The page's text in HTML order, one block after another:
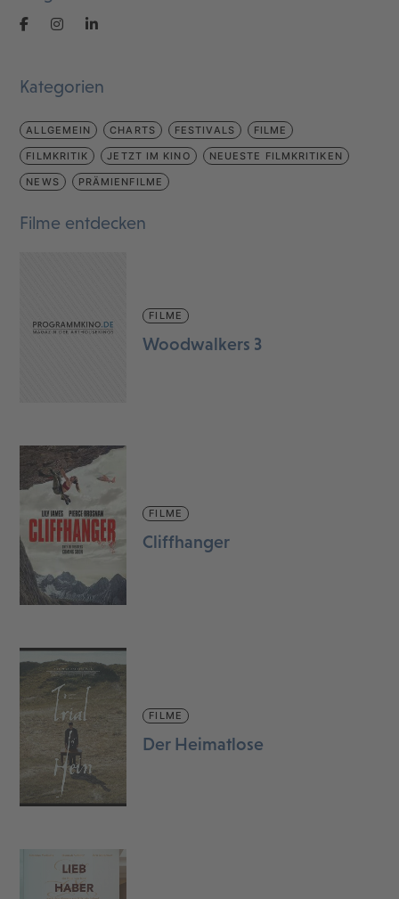
Kategorien
ALLGEMEIN CHARTS FESTIVALS FILME
FILMKRITIK JETZT IM KINO NEUESTE FILMKRITIKEN
NEWS PRÄMIENFILME
Filme entdecken
FILME
Woodwalkers 3
FILME
Cliffhanger
FILME
Der Heimatlose